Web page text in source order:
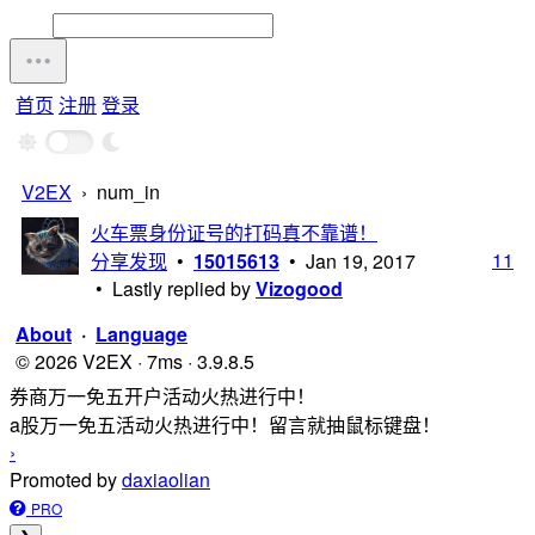
首页 注册登录
V2EX › num_in
火车票身份证号的打码真不靠谱！
分享发现 • 15015613 • Jan 19, 2017
• Lastly replied byVizogood
11
About · Language
© 2026 V2EX · 7ms · 3.9.8.5
券商万一免五开户活动火热进行中！
a股万一免五活动火热进行中！留言就抽鼠标键盘！
›
Promoted bydaxiaolian
PRO